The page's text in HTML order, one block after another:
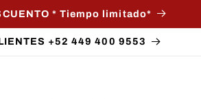
* Tiempo limitado*
+52 449 400 9553